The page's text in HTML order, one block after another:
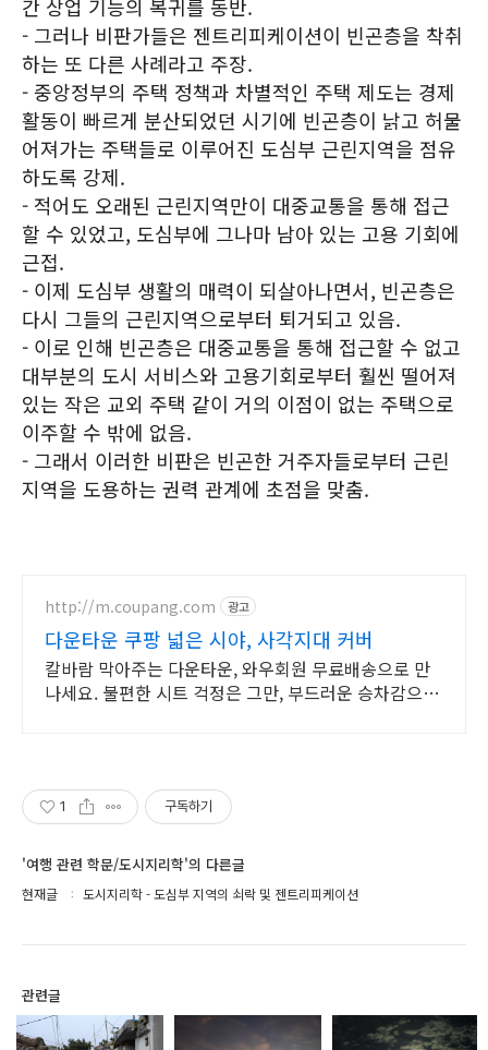
간 상업 기능의 복귀를 동반.
- 그러나 비판가들은 젠트리피케이션이 빈곤층을 착취
하는 또 다른 사례라고 주장.
- 중앙정부의 주택 정책과 차별적인 주택 제도는 경제
활동이 빠르게 분산되었던 시기에 빈곤층이 낡고 허물
어져가는 주택들로 이루어진 도심부 근린지역을 점유
하도록 강제.
- 적어도 오래된 근린지역만이 대중교통을 통해 접근
할 수 있었고, 도심부에 그나마 남아 있는 고용 기회에
근접.
- 이제 도심부 생활의 매력이 되살아나면서, 빈곤층은
다시 그들의 근린지역으로부터 퇴거되고 있음.
- 이로 인해 빈곤층은 대중교통을 통해 접근할 수 없고
대부분의 도시 서비스와 고용기회로부터 훨씬 떨어져
있는 작은 교외 주택 같이 거의 이점이 없는 주택으로
이주할 수 밖에 없음.
- 그래서 이러한 비판은 빈곤한 거주자들로부터 근린
지역을 도용하는 권력 관계에 초점을 맞춤.
http://m.coupang.com 광고
다운타운 쿠팡 넓은 시야, 사각지대 커버
칼바람 막아주는 다운타운, 와우회원 무료배송으로 만
나세요. 불편한 시트 걱정은 그만, 부드러운 승차감으로
1 구독하기
'여행 관련 학문/도시지리학'의 다른글
현재글 도시지리학 - 도심부 지역의 쇠락 및 젠트리피케이션
관련글